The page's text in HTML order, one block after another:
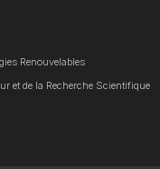
Renouvelables
et de la Recherche Scientifique